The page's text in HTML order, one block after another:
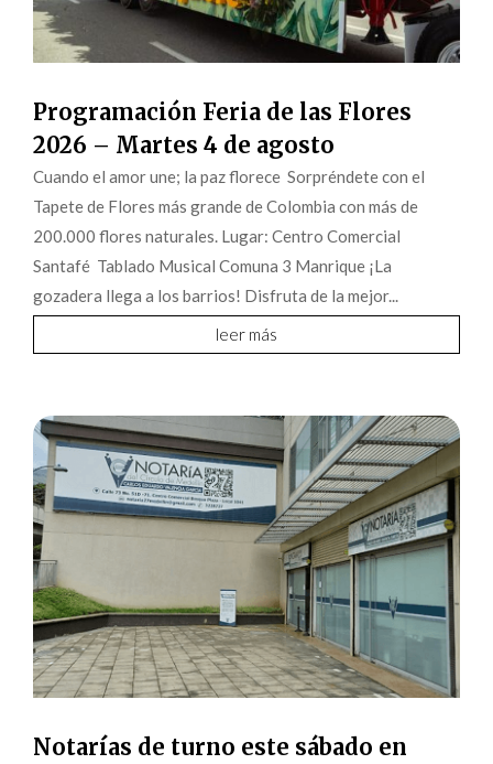
Programación Feria de las Flores
2026 – Martes 4 de agosto
Cuando el amor une; la paz florece Sorpréndete con el
Tapete de Flores más grande de Colombia con más de
200.000 flores naturales. Lugar: Centro Comercial
Santafé Tablado Musical Comuna 3 Manrique ¡La
gozadera llega a los barrios! Disfruta de la mejor...
leer más
Notarías de turno este sábado en